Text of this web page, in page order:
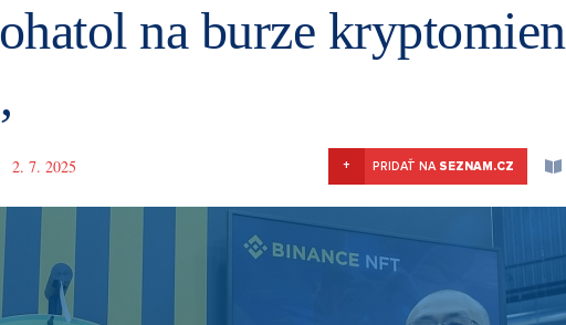
na burze kryptomien
2. 7. 2025 + PRIDAŤ NA SEZNAM.CZ